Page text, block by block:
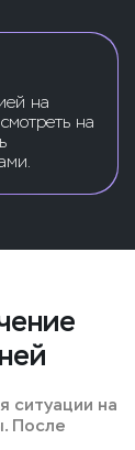
на
на
ситуации на
После